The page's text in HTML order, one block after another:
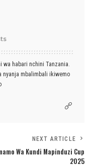
wa habari nchini Tanzania.
nyanja mbalimbali ikiwemo
NEXT ARTICLE
Wa Kundi Mapinduzi Cup
2025